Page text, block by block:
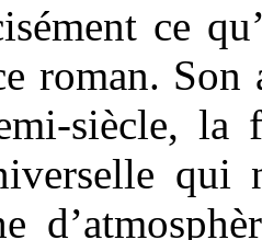
ce
roman. Son
siècle, la
qui